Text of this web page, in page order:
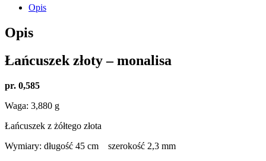
Opis
Opis
Łańcuszek złoty – monalisa
pr. 0,585
Waga: 3,880 g
Łańcuszek z żółtego złota
Wymiary: długość 45 cm szerokość 2,3 mm